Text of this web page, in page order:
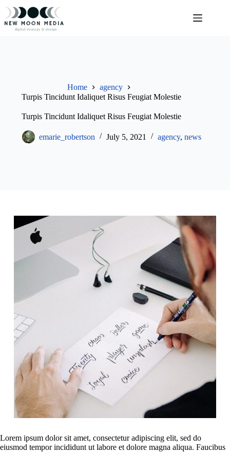
content
Home
agency
Turpis Tincidunt Idaliquet Risus Feugiat Molestie
Turpis Tincidunt Idaliquet Risus Feugiat Molestie
emarie_robertson July 5, 2021 agency, news
Lorem ipsum dolor sit amet, consectetur adipiscing elit, sed do
eiusmod tempor incididunt ut labore et dolore magna aliqua. Faucibus